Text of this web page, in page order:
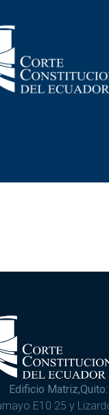
Edificio Matriz,Quito:
E10 25 y